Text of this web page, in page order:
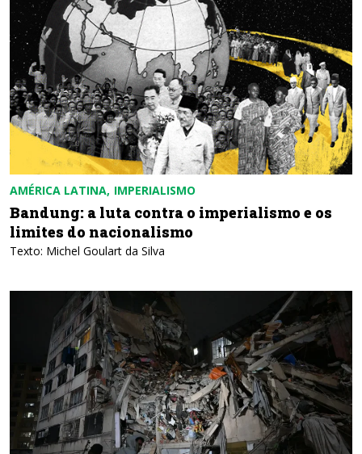
AMÉRICA LATINA IMPERIALISMO
Bandung: a luta contra o imperialismo e os
limites do nacionalismo
Texto: Michel Goulart da Silva